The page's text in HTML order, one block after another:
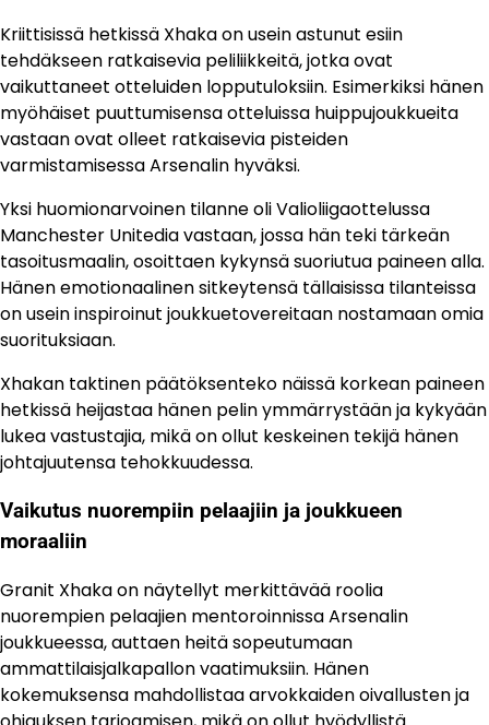
Kriittisissä hetkissä Xhaka on usein astunut esiin
tehdäkseen ratkaisevia peliliikkeitä, jotka ovat
vaikuttaneet otteluiden lopputuloksiin. Esimerkiksi hänen
myöhäiset puuttumisensa otteluissa huippujoukkueita
vastaan ovat olleet ratkaisevia pisteiden
varmistamisessa Arsenalin hyväksi.
Yksi huomionarvoinen tilanne oli Valioliigaottelussa
Manchester Unitedia vastaan, jossa hän teki tärkeän
tasoitusmaalin, osoittaen kykynsä suoriutua paineen alla.
Hänen emotionaalinen sitkeytensä tällaisissa tilanteissa
on usein inspiroinut joukkuetovereitaan nostamaan omia
suorituksiaan.
Xhakan taktinen päätöksenteko näissä korkean paineen
hetkissä heijastaa hänen pelin ymmärrystään ja kykyään
lukea vastustajia, mikä on ollut keskeinen tekijä hänen
johtajuutensa tehokkuudessa.
Vaikutus nuorempiin pelaajiin ja joukkueen
moraaliin
Granit Xhaka on näytellyt merkittävää roolia
nuorempien pelaajien mentoroinnissa Arsenalin
joukkueessa, auttaen heitä sopeutumaan
ammattilaisjalkapallon vaatimuksiin. Hänen
kokemuksensa mahdollistaa arvokkaiden oivallusten ja